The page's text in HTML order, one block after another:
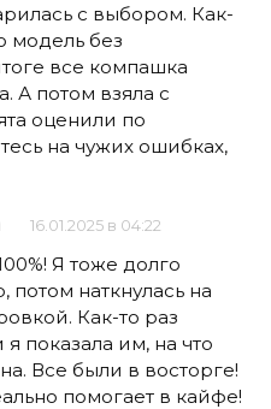
с выбором. Как-
модель без
все компашка
А потом взяла с
оценили по
на чужих ошибках,
16.01.2025 в 04:22
Я тоже долго
потом наткнулась на
Как-то раз
показала им, на что
Все были в восторге!
помогает в кайфе!